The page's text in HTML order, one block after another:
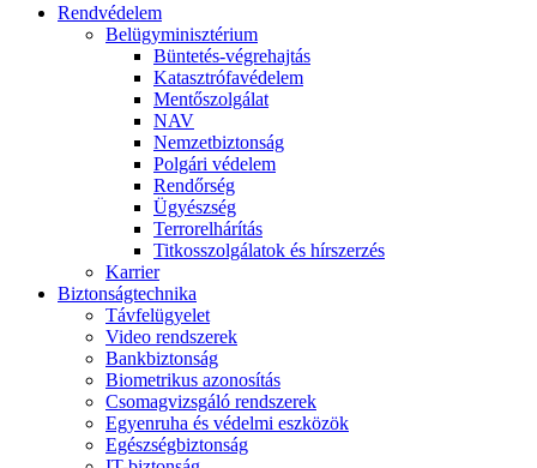
Rendvédelem
Belügyminisztérium
Büntetés-végrehajtás
Katasztrófavédelem
Mentőszolgálat
NAV
Nemzetbiztonság
Polgári védelem
Rendőrség
Ügyészség
Terrorelhárítás
Titkosszolgálatok és hírszerzés
Karrier
Biztonságtechnika
Távfelügyelet
Video rendszerek
Bankbiztonság
Biometrikus azonosítás
Csomagvizsgáló rendszerek
Egyenruha és védelmi eszközök
Egészségbiztonság